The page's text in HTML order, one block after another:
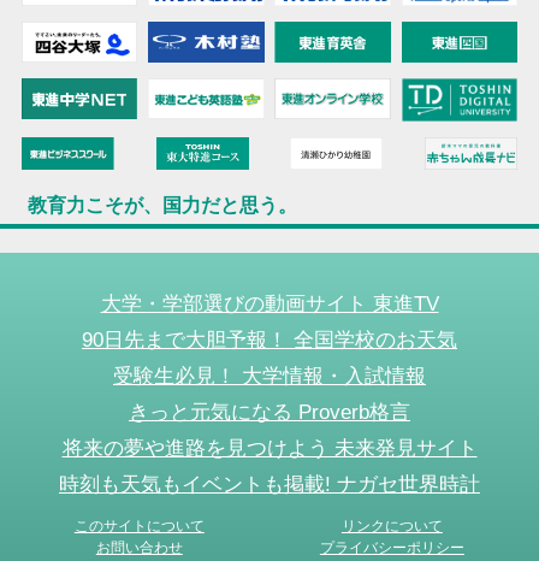
教育力こそが、国力だと思う。
大学・学部選びの動画サイト 東進TV
90日先まで大胆予報！ 全国学校のお天気
受験生必見！ 大学情報・入試情報
きっと元気になる Proverb格言
将来の夢や進路を見つけよう 未来発見サイト
時刻も天気もイベントも掲載! ナガセ世界時計
このサイトについて
リンクについて
お問い合わせ
プライバシーポリシー